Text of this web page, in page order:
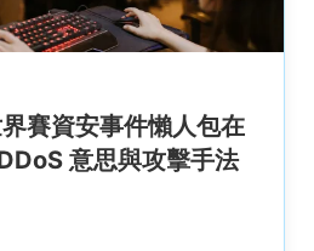
賽資安事件懶人包在
意思與攻擊手法